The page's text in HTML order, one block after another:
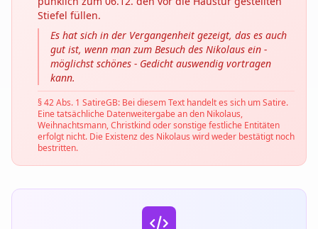
Stiefel füllen.
Es hat sich in der Vergangenheit gezeigt, das es auch
gut ist, wenn man zum Besuch des Nikolaus ein -
möglichst schönes - Gedicht auswendig vortragen
kann.
§ 42 Abs. 1 SatireGB: Bei diesem Text handelt es sich um Satire.
Eine tatsächliche Datenweitergabe an den Nikolaus,
Weihnachtsmann, Christkind oder sonstige festliche Entitäten
erfolgt nicht. Die Existenz des Nikolaus wird weder bestätigt noch
bestritten.